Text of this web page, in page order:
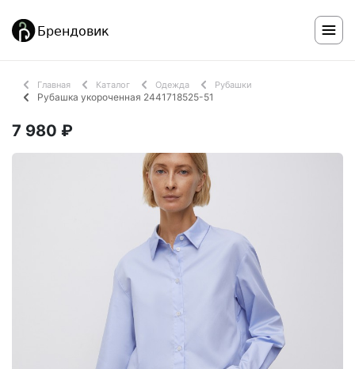
Главная Каталог Одежда Рубашки
Рубашка укороченная 2441718525-51
7 980 ₽